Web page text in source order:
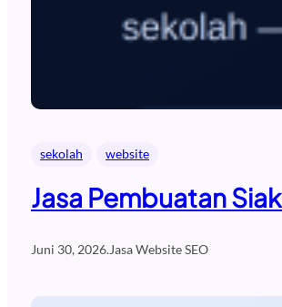
sekolah website
Jasa Pembuatan
Juni 30, 2026.Jasa Website SEO